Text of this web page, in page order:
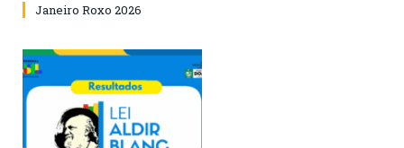
Janeiro Roxo 2026